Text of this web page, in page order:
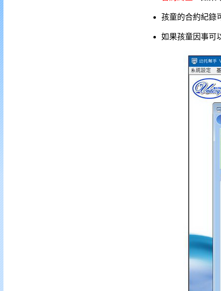
孩童的合約紀錄
如果孩童因事可